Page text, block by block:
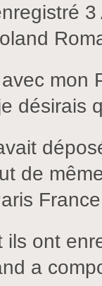
mon
désirais
de
ils ont
a